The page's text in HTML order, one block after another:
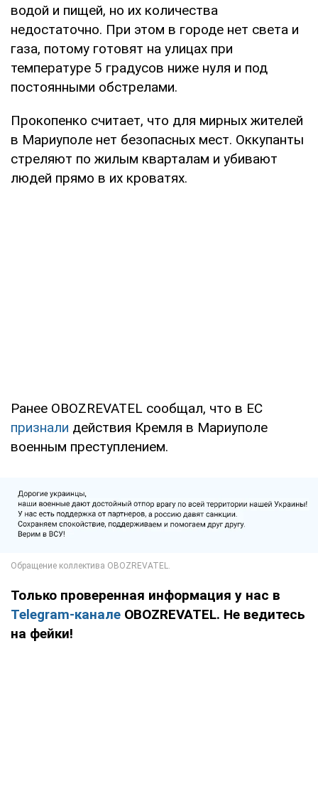
водой и пищей, но их количества
недостаточно. При этом в городе нет света и
газа, потому готовят на улицах при
температуре 5 градусов ниже нуля и под
постоянными обстрелами.
Прокопенко считает, что для мирных жителей
в Мариуполе нет безопасных мест. Оккупанты
стреляют по жилым кварталам и убивают
людей прямо в их кроватях.
Ранее OBOZREVATEL сообщал, что в ЕС
признали действия Кремля в Мариуполе
военным преступлением.
Только проверенная информация у нас в
Telegram-канале OBOZREVATEL. Не ведитесь
на фейки!